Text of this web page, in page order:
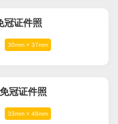
冠证件照
30mm × 37mm
冠证件照
33mm × 48mm